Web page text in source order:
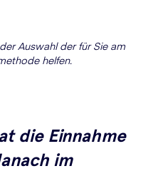
Auswahl der für Sie am
helfen.
die Einnahme
im